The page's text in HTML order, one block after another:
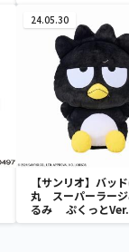
24.05.30
【サンリオ】バッ
丸 スーパーラージ
るみ ぷくっとVer.